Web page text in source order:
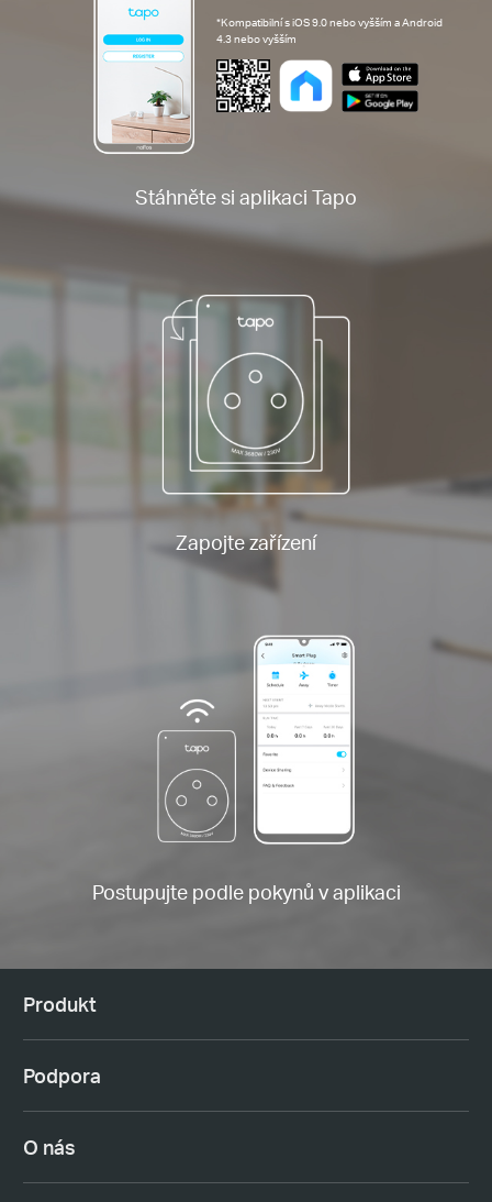
*Kompatibilní s iOS 9.0 nebo vyšším a Android
4.3 nebo vyšším
Stáhněte si aplikaci Tapo
Zapojte zařízení
Postupujte podle pokynů v aplikaci
Produkt
Podpora
O nás